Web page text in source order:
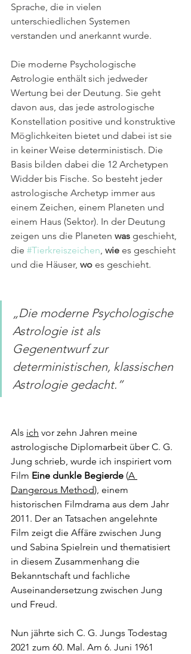
Sprache, die in vielen
unterschiedlichen Systemen
verstanden und anerkannt wurde.
Die moderne Psychologische
Astrologie enthält sich jedweder
Wertung bei der Deutung. Sie geht
davon aus, das jede astrologische
Konstellation positive und konstruktive
Möglichkeiten bietet und dabei ist sie
in keiner Weise deterministisch. Die
Basis bilden dabei die 12 Archetypen
Widder bis Fische. So besteht jeder
astrologische Archetyp immer aus
einem Zeichen, einem Planeten und
einem Haus (Sektor). In der Deutung
zeigen uns die Planeten was geschieht,
die #Tierkreiszeichen, wie es geschieht
und die Häuser, wo es geschieht.
„Die moderne Psychologische
Astrologie ist als
Gegenentwurf zur
deterministischen, klassischen
Astrologie gedacht.”
Als ich vor zehn Jahren meine
astrologische Diplomarbeit über C. G.
Jung schrieb, wurde ich inspiriert vom
Film Eine dunkle Begierde (A
Dangerous Method), einem
historischen Filmdrama aus dem Jahr
2011. Der an Tatsachen angelehnte
Film zeigt die Affäre zwischen Jung
und Sabina Spielrein und thematisiert
in diesem Zusammenhang die
Bekanntschaft und fachliche
Auseinandersetzung zwischen Jung
und Freud.
Nun jährte sich C. G. Jungs Todestag
2021 zum 60. Mal. Am 6. Juni 1961